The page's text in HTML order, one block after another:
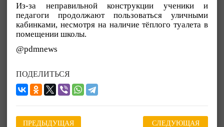
Из-за неправильной конструкции ученики и
педагоги продолжают пользоваться уличными
кабинками, несмотря на наличие тёплого туалета в
помещении школы.
@pdmnews
ПОДЕЛИТЬСЯ
ПРЕДЫДУЩАЯ
СЛЕДУЮЩАЯ